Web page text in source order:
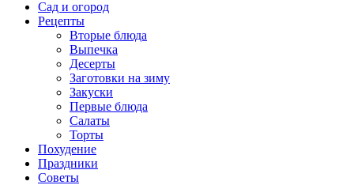
Сад и огород
Рецепты
Вторые блюда
Выпечка
Десерты
Заготовки на зиму
Закуски
Первые блюда
Салаты
Торты
Похудение
Праздники
Советы